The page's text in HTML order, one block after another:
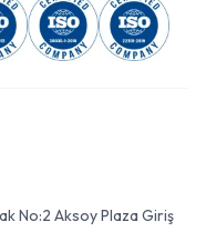
No:2 Aksoy Plaza Giriş